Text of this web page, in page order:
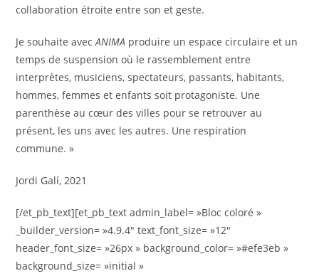
collaboration étroite entre son et geste.
Je souhaite avecANIMA produire un espace circulaire et un
temps de suspension où le rassemblement entre
interprètes, musiciens, spectateurs, passants, habitants,
hommes, femmes et enfants soit protagoniste. Une
parenthèse au cœur des villes pour se retrouver au
présent, les uns avec les autres. Une respiration
commune. »
Jordi Galí, 2021
[/et_pb_text][et_pb_text admin_label= »Bloc coloré »
_builder_version= »4.9.4″ text_font_size= »12″
header_font_size= »26px » background_color= »#efe3eb »
background_size= »initial »